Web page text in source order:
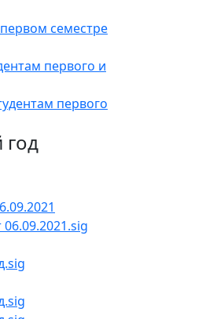
семестре
первого и
первого
год